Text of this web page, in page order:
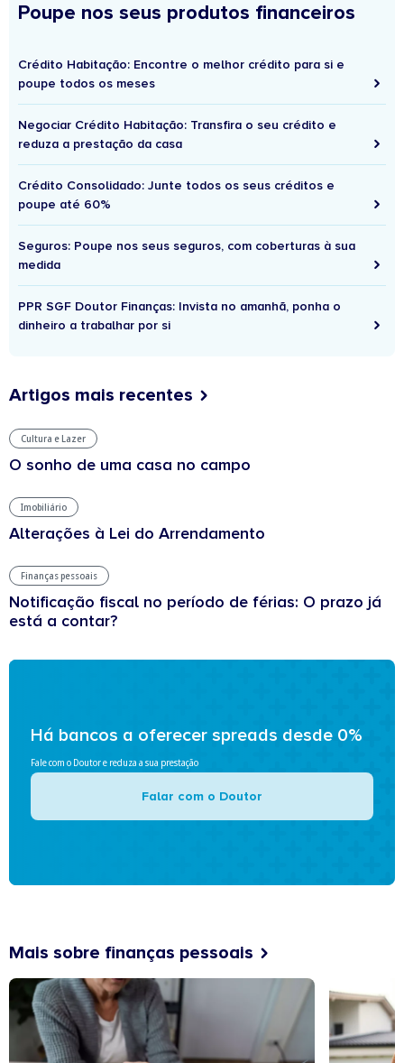
Poupe nos seus produtos financeiros
Crédito Habitação: Encontre o melhor crédito para si e
poupe todos os meses
Negociar Crédito Habitação: Transfira o seu crédito e
reduza a prestação da casa
Crédito Consolidado: Junte todos os seus créditos e
poupe até 60%
Seguros: Poupe nos seus seguros, com coberturas à sua
medida
PPR SGF Doutor Finanças: Invista no amanhã, ponha o
dinheiro a trabalhar por si
Artigos mais recentes
Cultura e Lazer
O sonho de uma casa no campo
Imobiliário
Alterações à Lei do Arrendamento
Finanças pessoais
Notificação fiscal no período de férias: O prazo já
está a contar?
Há bancos a oferecer spreads desde 0%
Fale com o Doutor e reduza a sua prestação
Falar com o Doutor
Mais sobre finanças pessoais